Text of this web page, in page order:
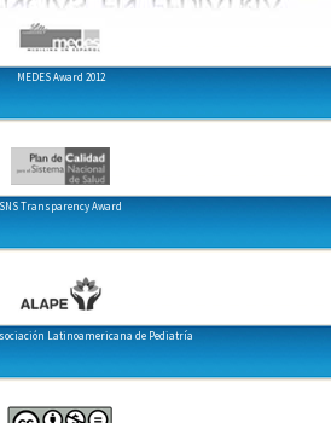
MEDES Award 2012
SNS Transparency Award
Latinoamericana de Pediatría